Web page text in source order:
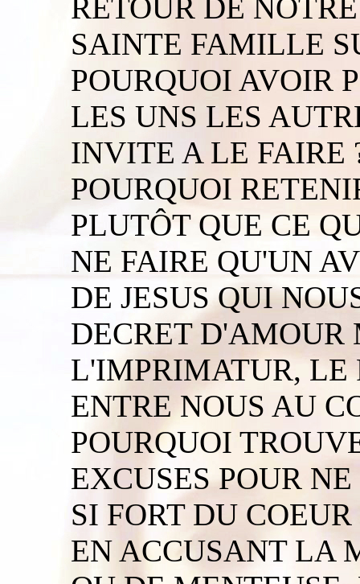
RETOUR DE
SAINTE FAMILLE
POURQUOI AVOIR
LES UNS LES
INVITE A LE FAIRE
POURQUOI
PLUTÔT QUE CE
NE FAIRE QU'UN
DE JESUS QUI
DECRET D'AMOUR
L'IMPRIMATUR, LE
ENTRE NOUS AU
POURQUOI
EXCUSES POUR
SI FORT DU COEUR
EN ACCUSANT LA